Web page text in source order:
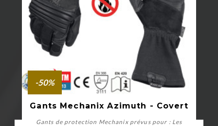
-50%
Gants Mechanix Azimuth - Covert
Gants de protection Mechanix prévus pour : Les